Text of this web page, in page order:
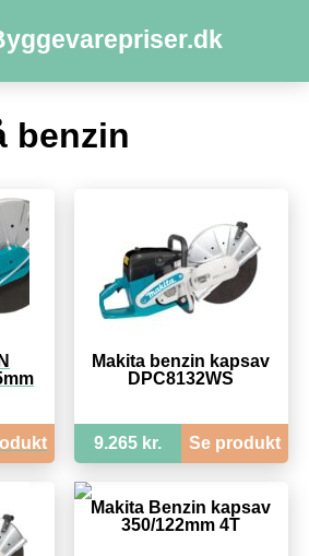
benzin
Makita benzin kapsav
DPC8132WS
9.265 kr. Se produkt
Makita Benzin kapsav
350/122mm 4T